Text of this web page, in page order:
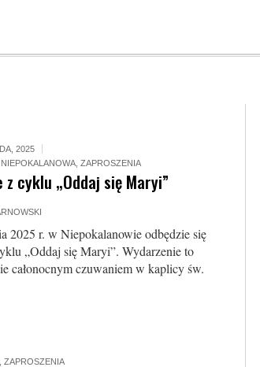
2025
, ZAPROSZENIA
cyklu „Oddaj się Maryi”
2025 r. w Niepokalanowie odbędzie się
„Oddaj się Maryi”. Wydarzenie to
całonocnym czuwaniem w kaplicy św.
ZAPROSZENIA